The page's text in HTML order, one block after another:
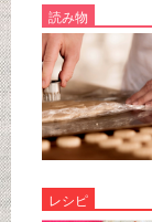
読み物
レシピ